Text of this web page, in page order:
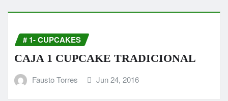
# 1- CUPCAKES
CAJA 1 CUPCAKE TRADICIONAL
Fausto Torres Jun 24, 2016